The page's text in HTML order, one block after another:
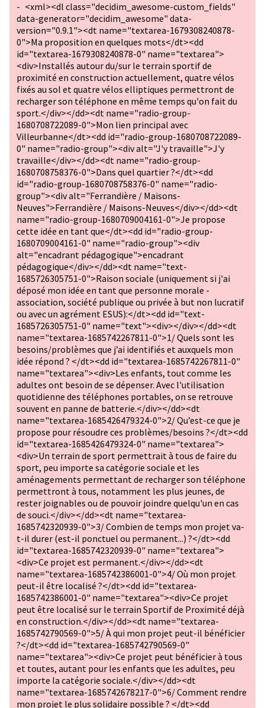
- <xml><dl class="decidim_awesome-custom_fields"
data-generator="decidim_awesome" data-
version="0.9.1"><dt name="textarea-1679308240878-
0">Ma proposition en quelques mots</dt><dd
id="textarea-1679308240878-0" name="textarea">
<div>Installés autour du/sur le terrain sportif de
proximité en construction actuellement, quatre vélos
fixés au sol et quatre vélos elliptiques permettront de
recharger son téléphone en même temps qu'on fait du
sport.</div></dd><dt name="radio-group-
1680708722089-0">Mon lien principal avec
Villeurbanne</dt><dd id="radio-group-1680708722089-
0" name="radio-group"><div alt="J'y travaille">J'y
travaille</div></dd><dt name="radio-group-
1680708758376-0">Dans quel quartier ?</dt><dd
id="radio-group-1680708758376-0" name="radio-
group"><div alt="Ferrandière / Maisons-
Neuves">Ferrandière / Maisons-Neuves</div></dd><dt
name="radio-group-1680709004161-0">Je propose
cette idée en tant que</dt><dd id="radio-group-
1680709004161-0" name="radio-group"><div
alt="encadrant pédagogique">encadrant
pédagogique</div></dd><dt name="text-
1685726305751-0">Raison sociale (uniquement si j'ai
déposé mon idée en tant que personne morale -
association, société publique ou privée à but non lucratif
ou avec un agrément ESUS):</dt><dd id="text-
1685726305751-0" name="text"><div></div></dd><dt
name="textarea-1685742267811-0">1/ Quels sont les
besoins/problèmes que j’ai identifiés et auxquels mon
idée répond ? </dt><dd id="textarea-1685742267811-0"
name="textarea"><div>Les enfants, tout comme les
adultes ont besoin de se dépenser. Avec l'utilisation
quotidienne des téléphones portables, on se retrouve
souvent en panne de batterie.</div></dd><dt
name="textarea-1685426479324-0">2/ Qu’est-ce que je
propose pour résoudre ces problèmes/besoins ?</dt><dd
id="textarea-1685426479324-0" name="textarea">
<div>Un terrain de sport permettrait à tous de faire du
sport, peu importe sa catégorie sociale et les
aménagements permettant de recharger son téléphone
permettront à tous, notamment les plus jeunes, de
rester joignables ou de pouvoir joindre quelqu'un en cas
de souci.</div></dd><dt name="textarea-
1685742320939-0">3/ Combien de temps mon projet va-
t-il durer (est-il ponctuel ou permanent...) ?</dt><dd
id="textarea-1685742320939-0" name="textarea">
<div>Ce projet est permanent.</div></dd><dt
name="textarea-1685742386001-0">4/ Où mon projet
peut-il être localisé ?</dt><dd id="textarea-
1685742386001-0" name="textarea"><div>Ce projet
peut être localisé sur le terrain Sportif de Proximité déjà
en construction.</div></dd><dt name="textarea-
1685742790569-0">5/ À qui mon projet peut-il bénéficier
?</dt><dd id="textarea-1685742790569-0"
name="textarea"><div>Ce projet peut bénéficier à tous
et toutes, autant pour les enfants que les adultes, peu
importe la catégorie sociale.</div></dd><dt
name="textarea-1685742678217-0">6/ Comment rendre
mon projet le plus solidaire possible ? </dt><dd